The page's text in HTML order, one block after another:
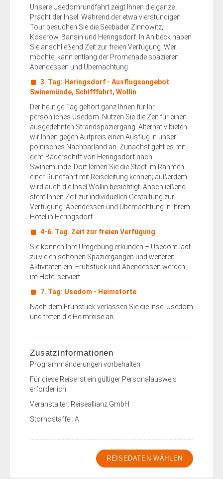
Unsere Usedomrundfahrt zeigt Ihnen die ganze
Pracht der Insel. Während der etwa vierstündigen
Tour besuchen Sie die Seebäder Zinnowitz,
Koserow, Bansin und Heringsdorf. In Ahlbeck haben
Sie anschließend Zeit zur freien Verfügung. Wer
möchte, kann entlang der Promenade spazieren.
Abendessen und Übernachtung.
3. Tag: Heringsdorf - Ausflugsangebot
Swinemünde, Schifffahrt, Wollin
Der heutige Tag gehört ganz Ihnen für Ihr
persönliches Usedom. Nutzen Sie die Zeit für einen
ausgedehnten Strandspaziergang. Alternativ bieten
wir Ihnen gegen Aufpreis einen Ausflug in unser
polnisches Nachbarland an. Zunächst geht es mit
dem Bäderschiff von Heringsdorf nach
Swinemünde. Dort lernen Sie die Stadt im Rahmen
einer Rundfahrt mit Reiseleitung kennen; außerdem
wird auch die Insel Wollin besichtigt. Anschließend
steht Ihnen Zeit zur individuellen Gestaltung zur
Verfügung. Abendessen und Übernachtung in Ihrem
Hotel in Heringsdorf.
4-6. Tag. Zeit zur freien Verfügung
Sie können Ihre Umgebung erkunden – Usedom lädt
zu vielen schönen Spaziergängen und weiteren
Aktivitäten ein. Frühstück und Abendessen werden
im Hotel serviert.
7. Tag: Usedom - Heimatorte
Nach dem Frühstück verlassen Sie die Insel Usedom
und treten die Heimreise an.
Zusatzinformationen
Programmänderungen vorbehalten.
Für diese Reise ist ein gültiger Personalausweis
erforderlich.
Veranstalter: Reiseallianz GmbH
Stornostaffel: A
REISEDATEN WÄHLEN